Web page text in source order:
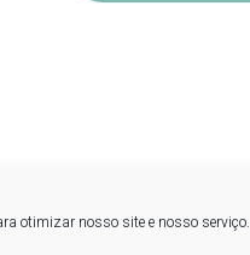
otimizar nosso site e nosso serviço.